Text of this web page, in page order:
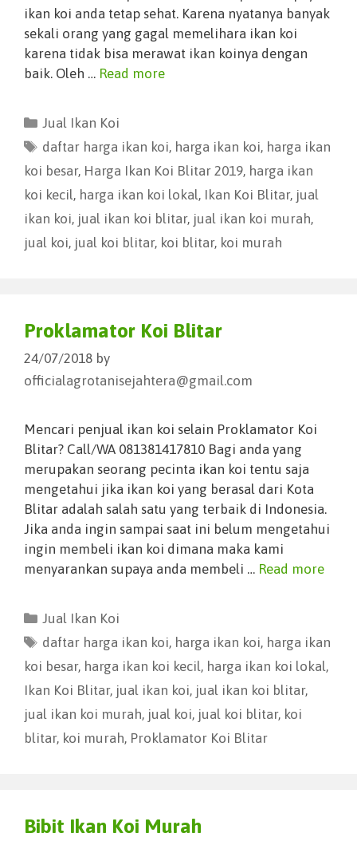
ikan koi anda tetap sehat. Karena nyatanya banyak
sekali orang yang gagal memelihara ikan koi
karena tidak bisa merawat ikan koinya dengan
baik. Oleh … Read more
Jual Ikan Koi
daftar harga ikan koi, harga ikan koi, harga ikan
koi besar, Harga Ikan Koi Blitar 2019, harga ikan
koi kecil, harga ikan koi lokal, Ikan Koi Blitar, jual
ikan koi, jual ikan koi blitar, jual ikan koi murah,
jual koi, jual koi blitar, koi blitar, koi murah
Proklamator Koi Blitar
24/07/2018 by
officialagrotanisejahtera@gmail.com
Mencari penjual ikan koi selain Proklamator Koi
Blitar? Call/WA 081381417810 Bagi anda yang
merupakan seorang pecinta ikan koi tentu saja
mengetahui jika ikan koi yang berasal dari Kota
Blitar adalah salah satu yang terbaik di Indonesia.
Jika anda ingin sampai saat ini belum mengetahui
ingin membeli ikan koi dimana maka kami
menyarankan supaya anda membeli … Read more
Jual Ikan Koi
daftar harga ikan koi, harga ikan koi, harga ikan
koi besar, harga ikan koi kecil, harga ikan koi lokal,
Ikan Koi Blitar, jual ikan koi, jual ikan koi blitar,
jual ikan koi murah, jual koi, jual koi blitar, koi
blitar, koi murah, Proklamator Koi Blitar
Bibit Ikan Koi Murah